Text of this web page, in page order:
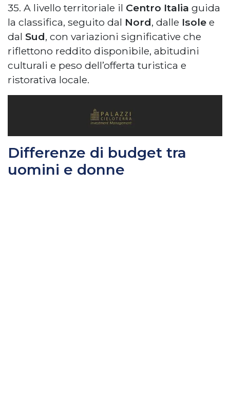
35. A livello territoriale il Centro Italia guida
la classifica, seguito dal Nord, dalle Isole e
dal Sud, con variazioni significative che
riflettono reddito disponibile, abitudini
culturali e peso dell’offerta turistica e
ristorativa locale.
Differenze di budget tra
uomini e donne